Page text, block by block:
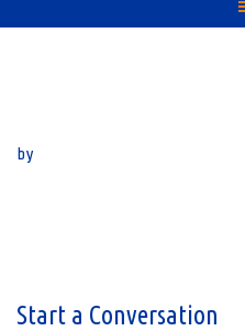
by
Start a Conversation